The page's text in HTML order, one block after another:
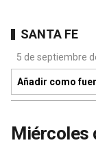
SANTA FE
5 de septiembre
Añadir como
Miércoles